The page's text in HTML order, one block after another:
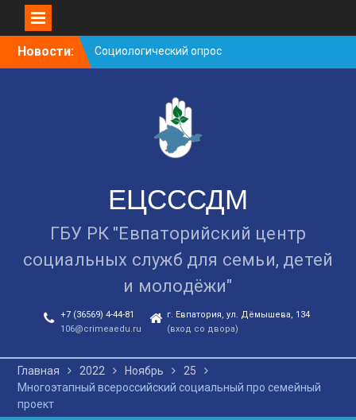
SkipНовости:
Cоциологический опрос
граждан старше 55 лет по
Уличная акция
«Здоровью — ДА!
Наркотикам — НЕТ!»
Детские шалости с огнём
ЕЦСССДМ
ГБУ РК "Евпаторийский центр
социальных служб для семьи, детей
и молодёжи"
+7 (36569) 4-44-81
106@crimeaedu.ru
г. Евпатория, ул. Дёмышева, 134
(вход со двора)
Главная 2022 Ноябрь
25
Многоэтапный всероссийский социальный про семейный
проект